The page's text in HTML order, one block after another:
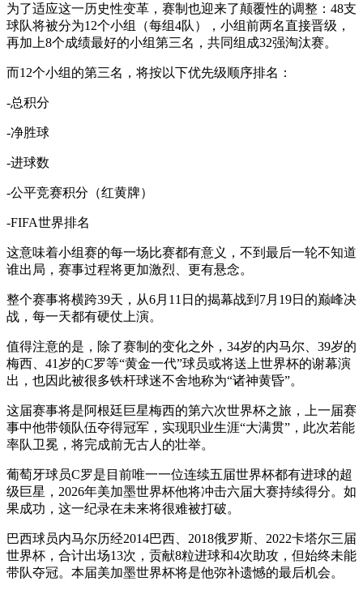
为了适应这一历史性变革，赛制也迎来了颠覆性的调整：48支
球队将被分为12个小组（每组4队），小组前两名直接晋级，
再加上8个成绩最好的小组第三名，共同组成32强淘汰赛。
而12个小组的第三名，将按以下优先级顺序排名：
-总积分
-净胜球
-进球数
-公平竞赛积分（红黄牌）
-FIFA世界排名
这意味着小组赛的每一场比赛都有意义，不到最后一轮不知道
谁出局，赛事过程将更加激烈、更有悬念。
整个赛事将横跨39天，从6月11日的揭幕战到7月19日的巅峰决
战，每一天都有硬仗上演。
值得注意的是，除了赛制的变化之外，34岁的内马尔、39岁的
梅西、41岁的C罗等“黄金一代”球员或将送上世界杯的谢幕演
出，也因此被很多铁杆球迷不舍地称为“诸神黄昏”。
这届赛事将是阿根廷巨星梅西的第六次世界杯之旅，上一届赛
事中他带领队伍夺得冠军，实现职业生涯“大满贯”，此次若能
率队卫冕，将完成前无古人的壮举。
葡萄牙球员C罗是目前唯一一位连续五届世界杯都有进球的超
级巨星，2026年美加墨世界杯他将冲击六届大赛持续得分。如
果成功，这一纪录在未来将很难被打破。
巴西球员内马尔历经2014巴西、2018俄罗斯、2022卡塔尔三届
世界杯，合计出场13次，贡献8粒进球和4次助攻，但始终未能
带队夺冠。本届美加墨世界杯将是他弥补遗憾的最后机会。